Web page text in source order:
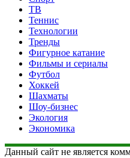
ТВ
Теннис
Технологии
Тренды
Фигурное катание
Фильмы и сериалы
Футбол
Хоккей
Шахматы
Шоу-бизнес
Экология
Экономика
Данный сайт не является